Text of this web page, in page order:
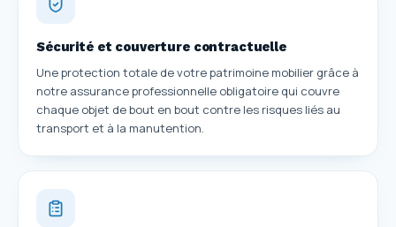
Sécurité et couverture contractuelle
Une protection totale de votre patrimoine mobilier grâce à
notre assurance professionnelle obligatoire qui couvre
chaque objet de bout en bout contre les risques liés au
transport et à la manutention.